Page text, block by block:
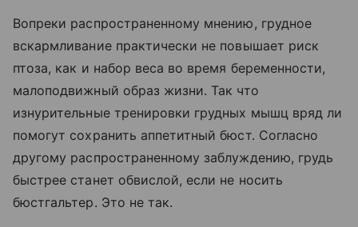
Вопреки распространенному мнению, грудное
вскармливание практически не повышает риск
птоза, как и набор веса во время беременности,
малоподвижный образ жизни. Так что
изнурительные тренировки грудных мышц вряд ли
помогут сохранить аппетитный бюст. Согласно
другому распространенному заблуждению, грудь
быстрее станет обвислой, если не носить
бюстгальтер. Это не так.